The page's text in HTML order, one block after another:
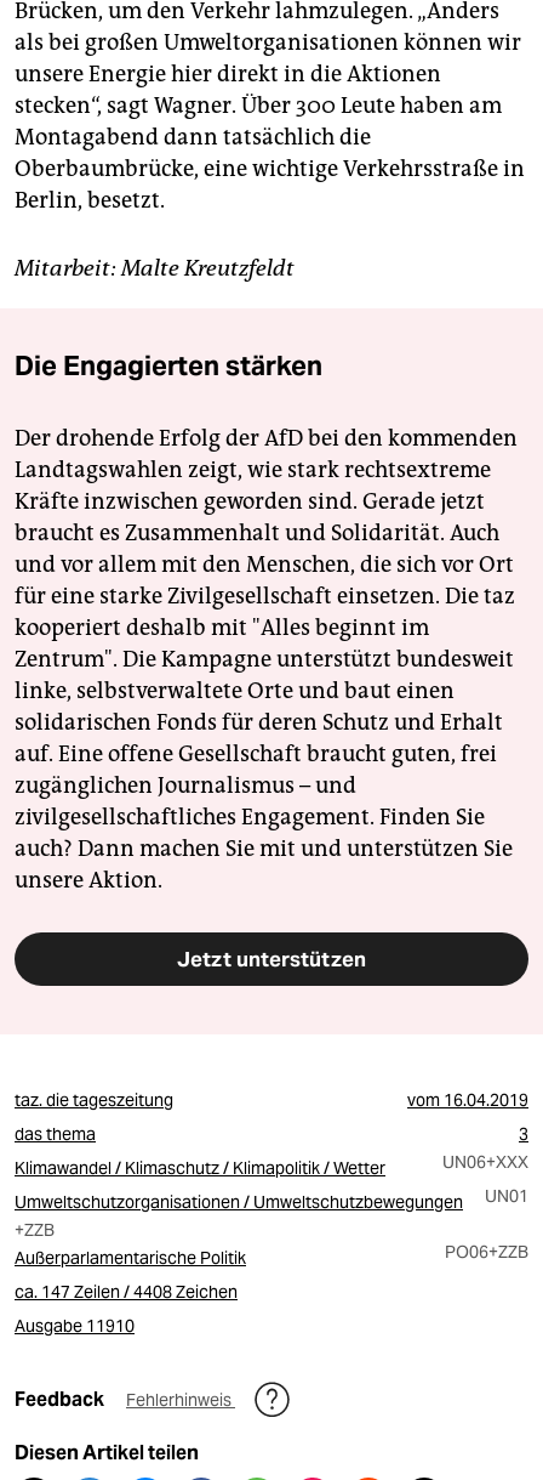
Brücken, um den Verkehr lahmzulegen. „Anders
als bei großen Umweltorganisationen können wir
unsere Energie hier direkt in die Aktionen
stecken“, sagt Wagner. Über 300 Leute haben am
Montagabend dann tatsächlich die
Oberbaumbrücke, eine wichtige Verkehrsstraße in
Berlin, besetzt.
Mitarbeit: Malte Kreutzfeldt
Die Engagierten stärken
Der drohende Erfolg der AfD bei den kommenden
Landtagswahlen zeigt, wie stark rechtsextreme
Kräfte inzwischen geworden sind. Gerade jetzt
braucht es Zusammenhalt und Solidarität. Auch
und vor allem mit den Menschen, die sich vor Ort
für eine starke Zivilgesellschaft einsetzen. Die taz
kooperiert deshalb mit "Alles beginnt im
Zentrum". Die Kampagne unterstützt bundesweit
linke, selbstverwaltete Orte und baut einen
solidarischen Fonds für deren Schutz und Erhalt
auf. Eine offene Gesellschaft braucht guten, frei
zugänglichen Journalismus – und
zivilgesellschaftliches Engagement. Finden Sie
auch? Dann machen Sie mit und unterstützen Sie
unsere Aktion.
Jetzt unterstützen
taz. die tageszeitung vom 16.04.2019
das thema
3
Klimawandel / Klimaschutz / Klimapolitik / Wetter
UN06+XXX
Umweltschutzorganisationen / Umweltschutzbewegungen
UN01
+ZZB
Außerparlamentarische Politik
PO06+ZZB
ca. 147 Zeilen / 4408 Zeichen
Ausgabe 11910
Feedback Fehlerhinweis
Diesen Artikel teilen